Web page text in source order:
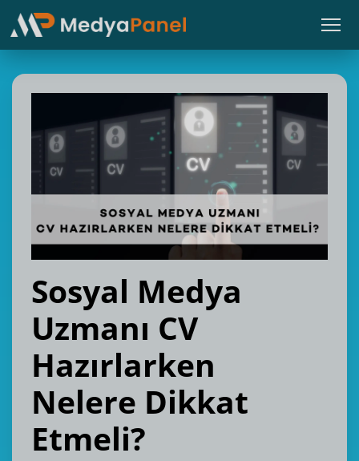
Sosyal Medya
Uzmanı CV
Hazırlarken
Nelere Dikkat
Etmeli?